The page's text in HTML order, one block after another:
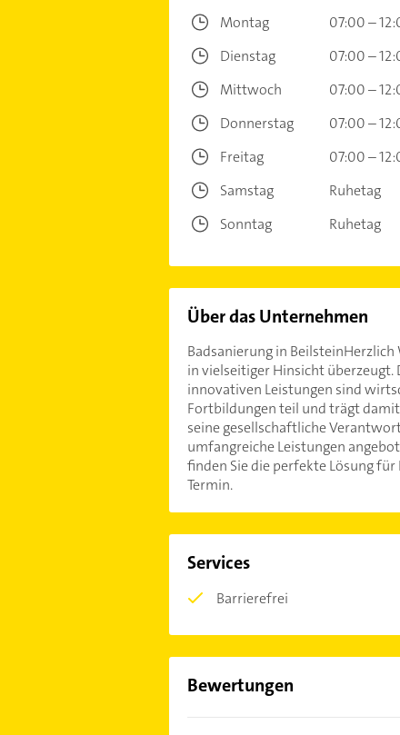
Montag 07:00 –
Dienstag
07:00 –
Mittwoch
07:00 –
Donnerstag
07:00 –
Freitag
07:00 –
Samstag
Ruhetag
Sonntag
Ruhetag
Über das Unternehmen
Badsanierung in
in vielseitiger Hinsicht überzeugt.
innovativen Leistungen sind
Fortbildungen teil und trägt
seine gesellschaftliche
umfangreiche Leistungen
finden Sie die perfekte Lösung
Termin.
Services
Barrierefrei
Bewertungen